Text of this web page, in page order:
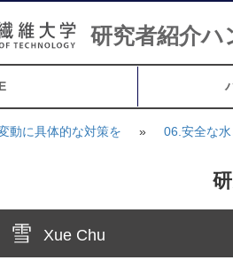
研究者紹介ハ
動に具体的な対策を » 06.安全な
Xue Chu